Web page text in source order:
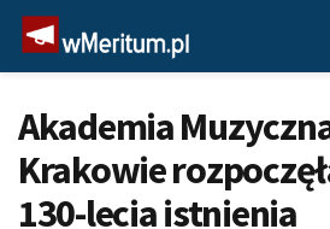
Akademia
Krakowie
130-lecia istnienia